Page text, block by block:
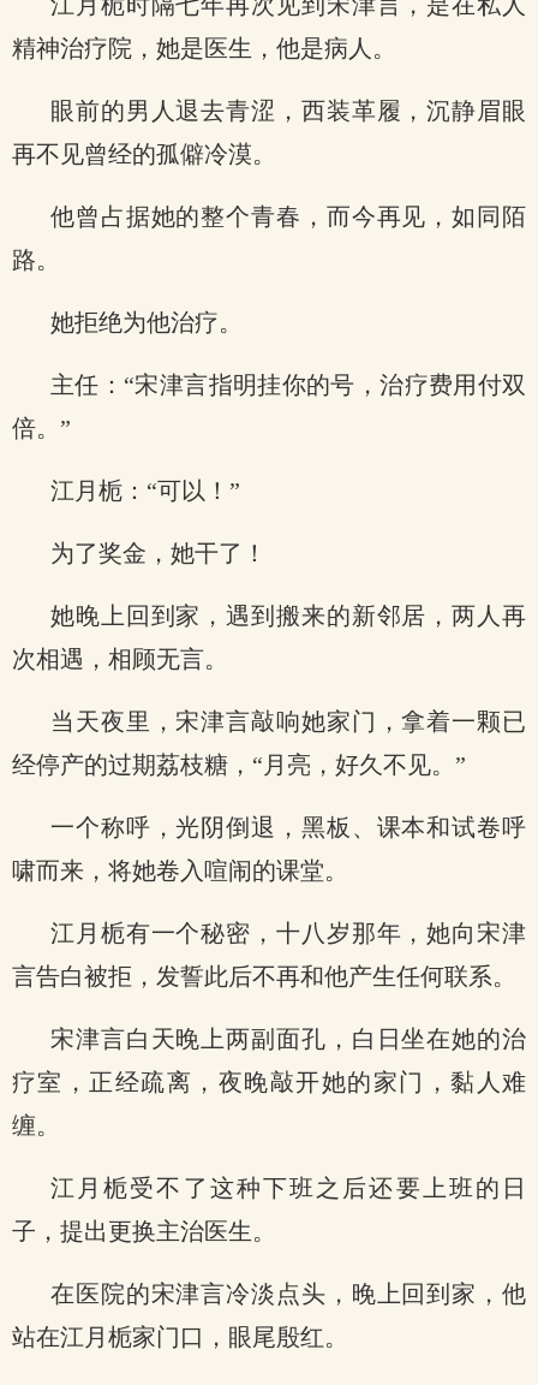
精神治疗院，她是医生，他是病人。
眼前的男人退去青涩，西装革履，沉静眉眼
再不见曾经的孤僻冷漠。
他曾占据她的整个青春，而今再见，如同陌
路。
她拒绝为他治疗。
主任：“宋津言指明挂你的号，治疗费用付双
倍。”
江月栀：“可以！”
为了奖金，她干了！
她晚上回到家，遇到搬来的新邻居，两人再
次相遇，相顾无言。
当天夜里，宋津言敲响她家门，拿着一颗已
经停产的过期荔枝糖，“月亮，好久不见。”
一个称呼，光阴倒退，黑板、课本和试卷呼
啸而来，将她卷入喧闹的课堂。
江月栀有一个秘密，十八岁那年，她向宋津
言告白被拒，发誓此后不再和他产生任何联系。
宋津言白天晚上两副面孔，白日坐在她的治
疗室，正经疏离，夜晚敲开她的家门，黏人难
缠。
江月栀受不了这种下班之后还要上班的日
子，提出更换主治医生。
在医院的宋津言冷淡点头，晚上回到家，他
站在江月栀家门口，眼尾殷红。